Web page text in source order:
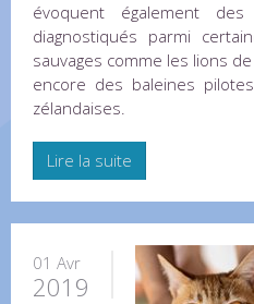
évoquent également
diagnostiqués parmi
sauvages comme les lions
encore des baleines
zélandaises.
Lire la suite
01 Avr
2019